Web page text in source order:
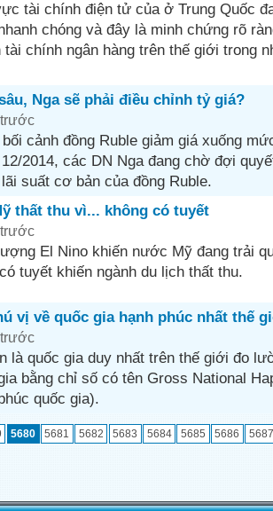
tài chính điện tử của ở Trung Quốc
chóng và đây là minh chứng rõ
tài chính ngân hàng trên thế giới trong
Nga sẽ phải điều chỉnh tỷ giá?
bối cảnh đồng Ruble giảm giá xuống
2014, các DN Nga đang chờ đợi
suất cơ bản của đồng Ruble.
thất thu vì... không có tuyết
El Nino khiến nước Mỹ đang trải
tuyết khiến ngành du lịch thất thu.
vị về quốc gia hạnh phúc nhất thế
là quốc gia duy nhất trên thế giới đo
bằng chỉ số có tên Gross National
quốc gia).
5680 5681 5682 5683 5684 5685 5686
5687